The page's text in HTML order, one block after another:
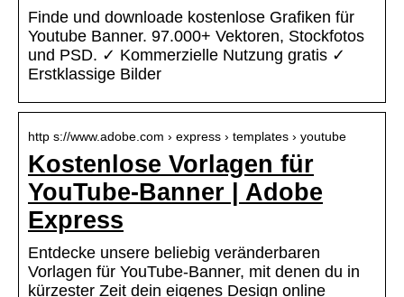
Finde und downloade kostenlose Grafiken für
Youtube Banner. 97.000+ Vektoren, Stockfotos
und PSD. ✓ Kommerzielle Nutzung gratis ✓
Erstklassige Bilder
http s://www.adobe.com › express › templates › youtube
Kostenlose Vorlagen für
YouTube-Banner | Adobe
Express
Entdecke unsere beliebig veränderbaren
Vorlagen für YouTube-Banner, mit denen du in
kürzester Zeit dein eigenes Design online